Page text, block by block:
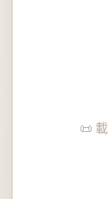
📜